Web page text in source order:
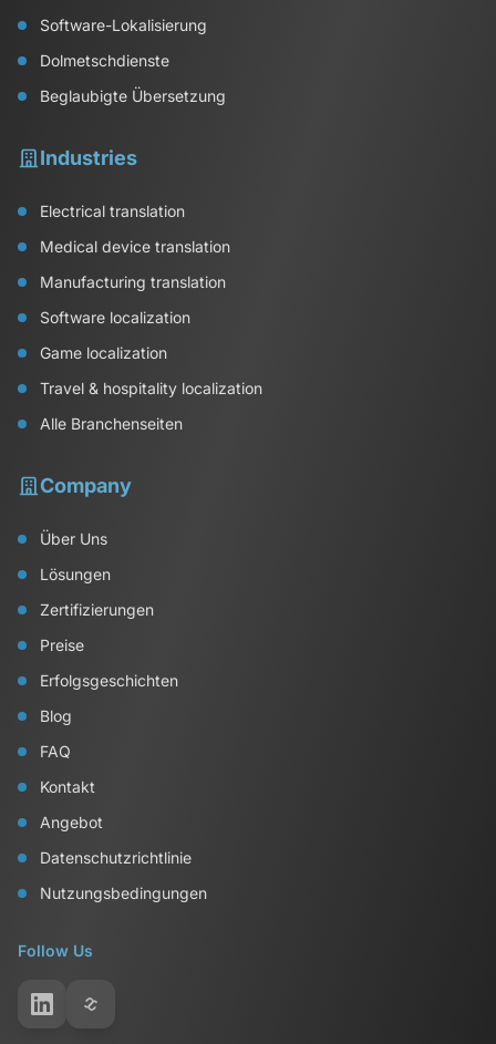
Software-Lokalisierung
Dolmetschdienste
Beglaubigte Übersetzung
Industries
Electrical translation
Medical device translation
Manufacturing translation
Software localization
Game localization
Travel & hospitality localization
Alle Branchenseiten
Company
Über Uns
Lösungen
Zertifizierungen
Preise
Erfolgsgeschichten
Blog
FAQ
Kontakt
Angebot
Datenschutzrichtlinie
Nutzungsbedingungen
Follow Us